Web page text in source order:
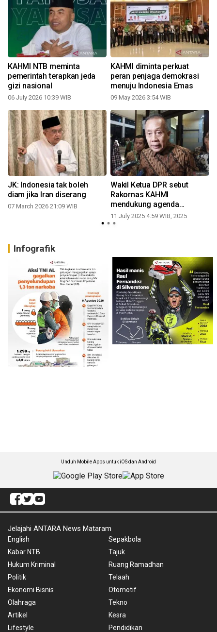
KAHMI NTB meminta
pemerintah terapkan jeda
gizi nasional
06 July 2026 10:39 WIB
KAHMI diminta perkuat
peran penjaga demokrasi
menuju Indonesia Emas
09 May 2026 3:54 WIB
JK: Indonesia tak boleh
diam jika Iran diserang
07 March 2026 21:09 WIB
Wakil Ketua DPR sebut
Rakornas KAHMI
mendukung agenda
strategis Prabowo
11 July 2025 4:59 WIB, 2025
Infografik
Unduh Mobile Apps untuk iOS dan Android
Jelajahi ANTARA News Mataram
English
Kabar NTB
Hukum Kriminal
Politik
Ekonomi Bisnis
Olahraga
Artikel
Lifestyle
Sepakbola
Tajuk
Ruang Ramadhan
Telaah
Otomotif
Tekno
Kesra
Pendidikan